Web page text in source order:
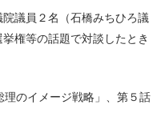
議員２名（石橋みちひろ議
権等の話題で対談したとき
のイメージ戦略」、第５話